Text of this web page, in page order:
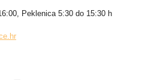
Peklenica 5:30 do 15:30 h